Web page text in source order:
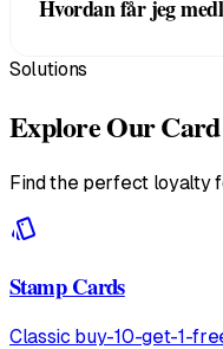
smarttelefon eller
Hvordan får jeg
Send en Broadcast
Solutions
Explore Our Card
Find the perfect loyalty
style
Stamp Cards
Classic buy-10-get-1-